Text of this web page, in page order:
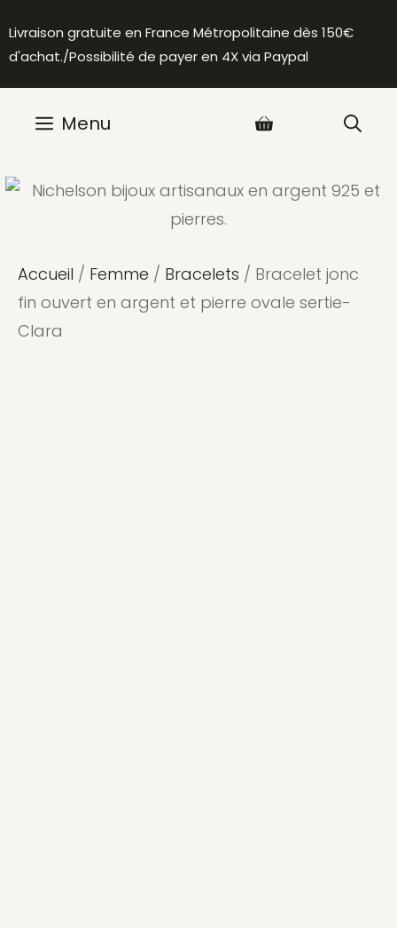
au
contenu
Livraison gratuite en France Métropolitaine dès 150€
d'achat./Possibilité de payer en 4X via Paypal
Menu
Accueil / Femme / Bracelets / Bracelet jonc
fin ouvert en argent et pierre ovale sertie-
Clara